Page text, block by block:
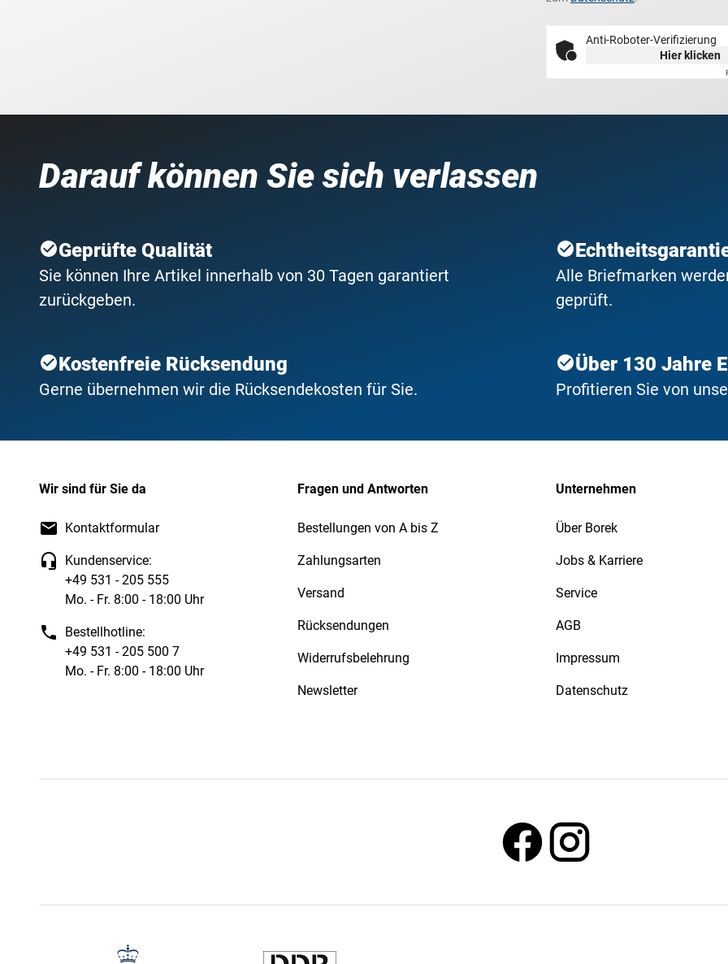
Anti-Roboter-Verifizierung
Hier klicken
Darauf können Sie sich verlassen
Geprüfte Qualität
Sie können Ihre Artikel innerhalb von 30 Tagen garantiert
zurückgeben.
Alle Briefmarken
geprüft.
Kostenfreie Rücksendung
Gerne übernehmen wir die Rücksendekosten für Sie.
Über 130 Jahre
Profitieren Sie von
Wir sind für Sie da
Kontaktformular
Kundenservice:
+49 531 - 205 555
Mo. - Fr. 8:00 - 18:00 Uhr
Bestellhotline:
+49 531 - 205 500 7
Mo. - Fr. 8:00 - 18:00 Uhr
Fragen und Antworten
Bestellungen von A bis Z
Zahlungsarten
Versand
Rücksendungen
Widerrufsbelehrung
Newsletter
Unternehmen
Über Borek
Jobs & Karriere
Service
AGB
Impressum
Datenschutz